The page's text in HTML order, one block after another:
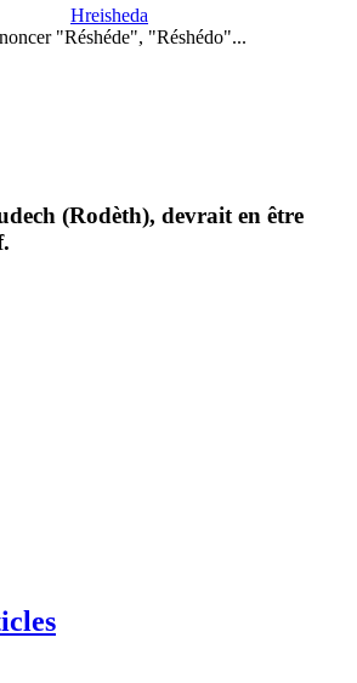
Hreisheda
"Réshéde", "Réshédo"...
(Rodèth), devrait en être